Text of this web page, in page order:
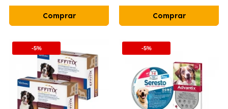
Comprar Comprar
-5% -5%